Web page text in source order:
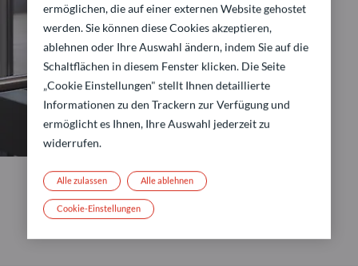
ermöglichen, die auf einer externen Website gehostet
werden. Sie können diese Cookies akzeptieren,
ablehnen oder Ihre Auswahl ändern, indem Sie auf die
Schaltflächen in diesem Fenster klicken. Die Seite
„Cookie Einstellungen" stellt Ihnen detaillierte
Informationen zu den Trackern zur Verfügung und
ermöglicht es Ihnen, Ihre Auswahl jederzeit zu
widerrufen.
Alle ablehnen
Alle zulassen
Cookie-Einstellungen